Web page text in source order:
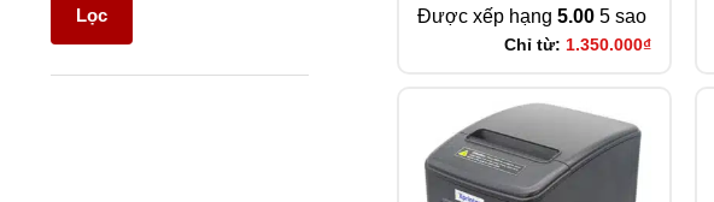
Được xếp hạng5.00 5 sao
Chỉ từ: 1.350.000₫
Lọc